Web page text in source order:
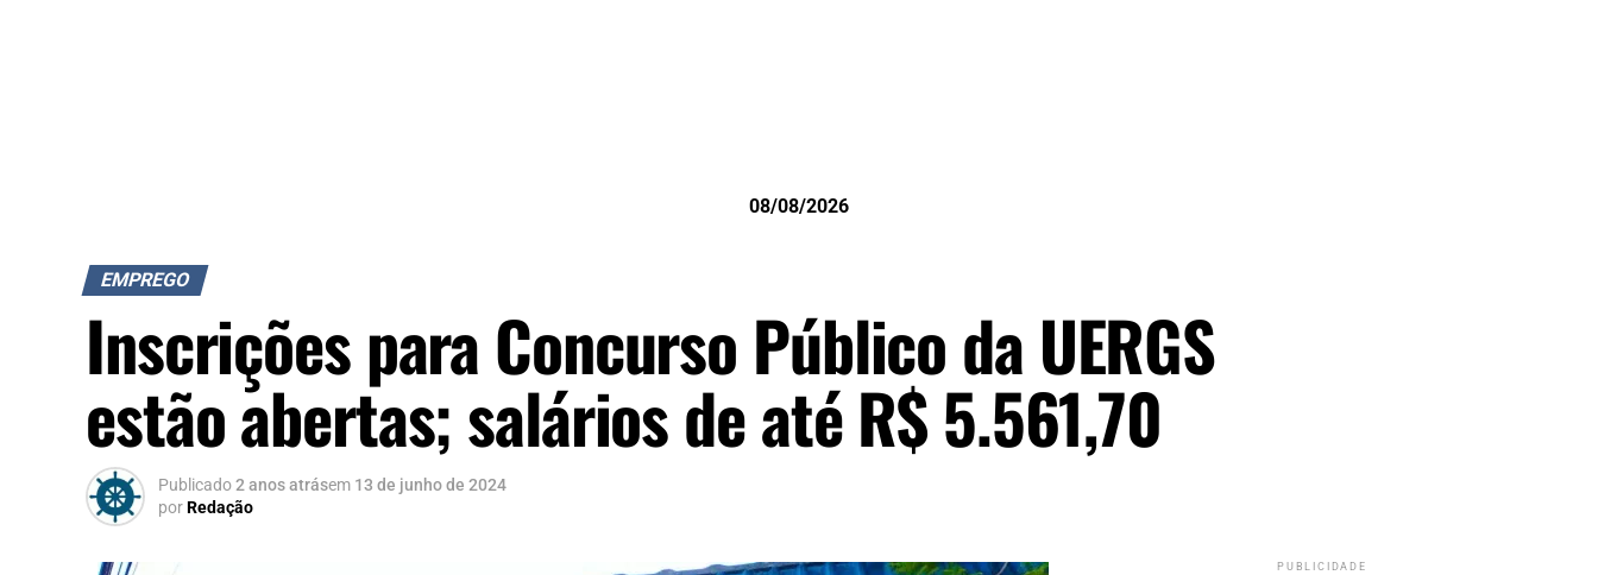
08/08/2026
EMPREGO
Inscrições para Concurso Público da UERGS
estão abertas; salários de até R$ 5.561,70
Publicado2 anos atrásem 13 de junho de 2024
porRedação
PUBLICIDADE